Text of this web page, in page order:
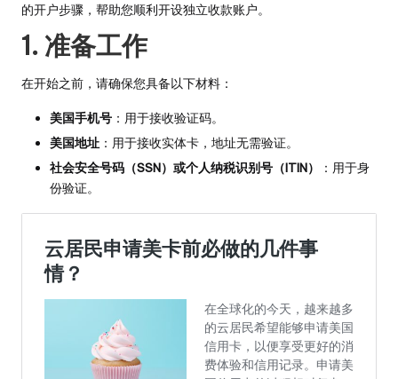
的开户步骤，帮助您顺利开设独立收款账户。
1. 准备工作
在开始之前，请确保您具备以下材料：
美国手机号 ：用于接收验证码。
美国地址 ：用于接收实体卡，地址无需验证。
社会安全号码（SSN）或个人纳税识别号（ITIN）
：用于身
份验证。